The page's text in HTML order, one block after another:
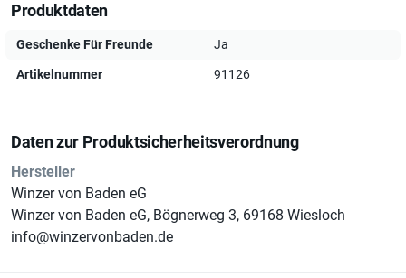
Produktdaten
Geschenke Für Freunde Ja
Artikelnummer 91126
Daten zur Produktsicherheitsverordnung
Hersteller
Winzer von Baden eG
Winzer von Baden eG, Bögnerweg 3, 69168 Wiesloch
info@winzervonbaden.de